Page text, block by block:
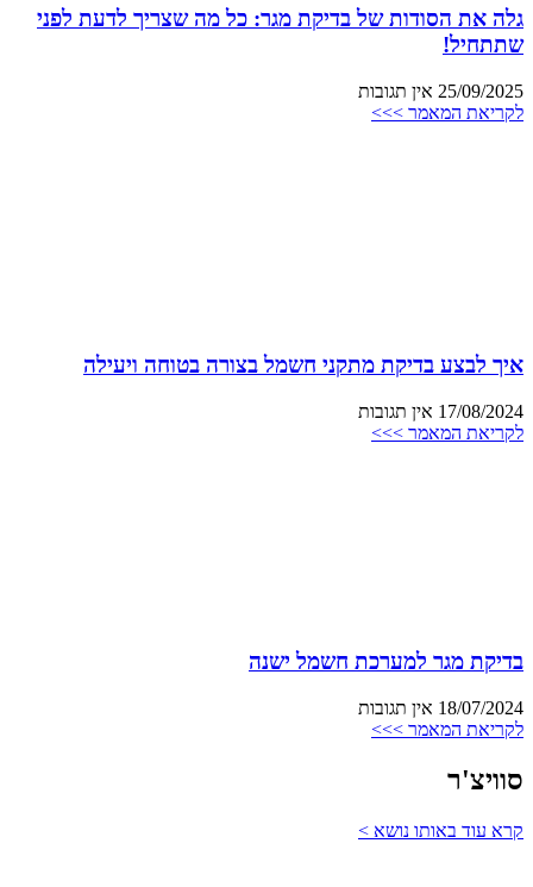
גלה את הסודות של בדיקת מגר: כל מה שצריך לדעת לפני
שתתחיל!
25/09/2025 אין תגובות
לקריאת המאמר >>>
איך לבצע בדיקת מתקני חשמל בצורה בטוחה ויעילה
17/08/2024 אין תגובות
לקריאת המאמר >>>
בדיקת מגר למערכת חשמל ישנה
18/07/2024 אין תגובות
לקריאת המאמר >>>
סוויצ'ר
קרא עוד באותו נושא >